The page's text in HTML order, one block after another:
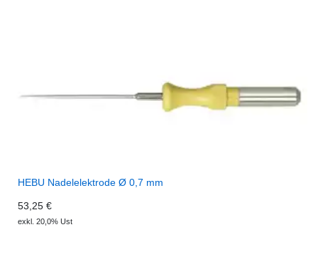
HEBU Nadelelektrode Ø 0,7 mm
53,25 €
exkl. 20,0% Ust